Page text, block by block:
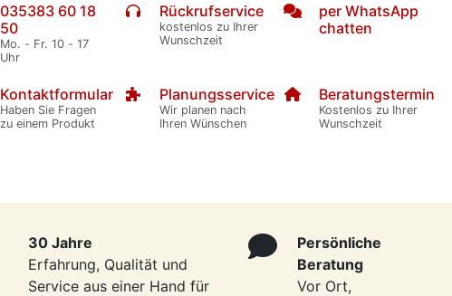
035383 60 18
50
Mo. - Fr. 10 - 17
Uhr
Rückrufservice
kostenlos zu Ihrer
Wunschzeit
per WhatsApp
chatten
Kontaktformular
Haben Sie Fragen
zu einem Produkt
Planungsservice
Wir planen nach
Ihren Wünschen
Beratungstermin
Kostenlos zu Ihrer
Wunschzeit
30 Jahre
Erfahrung, Qualität und
Service aus einer Hand für
Persönliche
Beratung
Vor Ort,